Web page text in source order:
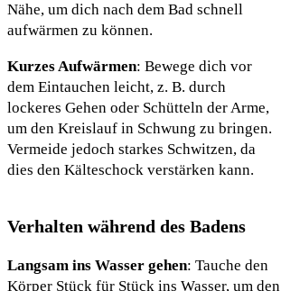
Nähe, um dich nach dem Bad schnell
aufwärmen zu können.
Kurzes Aufwärmen: Bewege dich vor
dem Eintauchen leicht, z. B. durch
lockeres Gehen oder Schütteln der Arme,
um den Kreislauf in Schwung zu bringen.
Vermeide jedoch starkes Schwitzen, da
dies den Kälteschock verstärken kann.
Verhalten während des Badens
Langsam ins Wasser gehen: Tauche den
Körper Stück für Stück ins Wasser, um den